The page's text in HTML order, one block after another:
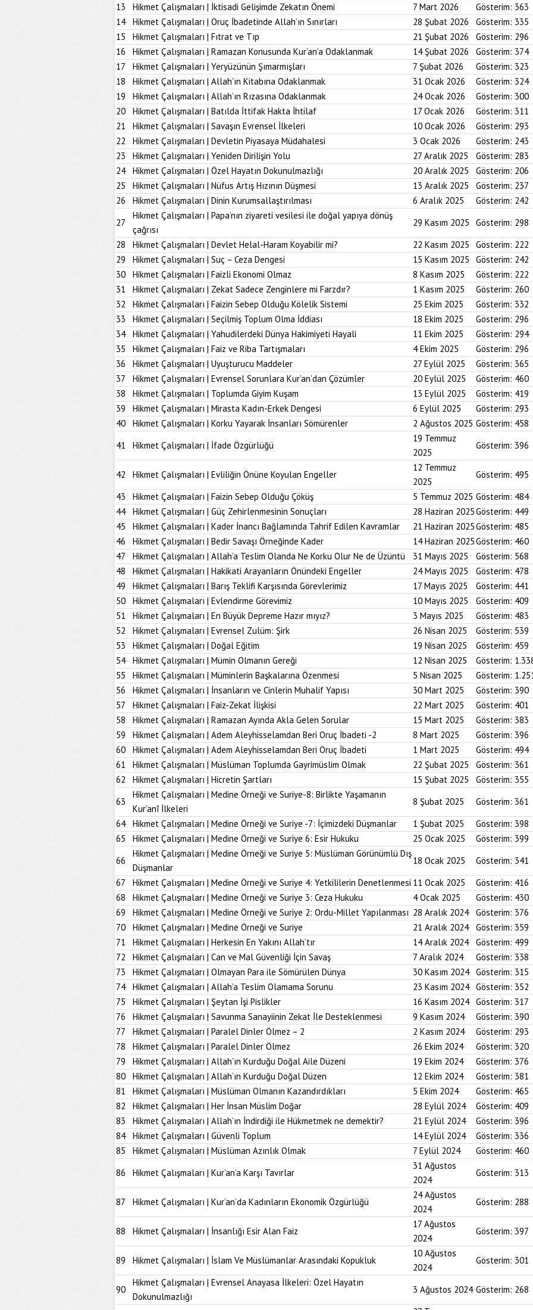
13
Hikmet Çalışmaları | İktisadi Gelişimde Zekatın Önemi 7 Mart 2026 Gösterim: 363
14
Hikmet Çalışmaları | Oruç İbadetinde Allah’ın Sınırları 28 Şubat 2026 Gösterim: 335
15
Hikmet Çalışmaları | Fıtrat ve Tıp 21 Şubat 2026 Gösterim: 296
16
Hikmet Çalışmaları | Ramazan Konusunda Kur’an’a Odaklanmak 14 Şubat 2026 Gösterim: 374
17
Hikmet Çalışmaları | Yeryüzünün Şımarmışları 7 Şubat 2026 Gösterim: 323
18
Hikmet Çalışmaları | Allah’ın Kitabına Odaklanmak 31 Ocak 2026 Gösterim: 324
19
Hikmet Çalışmaları | Allah’ın Rızasına Odaklanmak 24 Ocak 2026 Gösterim: 300
20
Hikmet Çalışmaları | Batılda İttifak Hakta İhtilaf 17 Ocak 2026 Gösterim: 311
21
Hikmet Çalışmaları | Savaşın Evrensel İlkeleri 10 Ocak 2026 Gösterim: 293
22
Hikmet Çalışmaları | Devletin Piyasaya Müdahalesi 3 Ocak 2026 Gösterim: 243
23
Hikmet Çalışmaları | Yeniden Dirilişin Yolu 27 Aralık 2025 Gösterim: 283
24
Hikmet Çalışmaları | Özel Hayatın Dokunulmazlığı 20 Aralık 2025 Gösterim: 206
25
Hikmet Çalışmaları | Nüfus Artış Hızının Düşmesi 13 Aralık 2025 Gösterim: 237
26
Hikmet Çalışmaları | Dinin Kurumsallaştırılması 6 Aralık 2025 Gösterim: 242
27
Hikmet Çalışmaları | Papa’nın ziyareti vesilesi ile doğal yapıya dönüş
çağrısı
29 Kasım 2025 Gösterim: 298
28
Hikmet Çalışmaları | Devlet Helal-Haram Koyabilir mi? 22 Kasım 2025 Gösterim: 222
29
Hikmet Çalışmaları | Suç – Ceza Dengesi 15 Kasım 2025 Gösterim: 242
30
Hikmet Çalışmaları | Faizli Ekonomi Olmaz 8 Kasım 2025 Gösterim: 222
31
Hikmet Çalışmaları | Zekat Sadece Zenginlere mi Farzdır? 1 Kasım 2025 Gösterim: 260
32
Hikmet Çalışmaları | Faizin Sebep Olduğu Kölelik Sistemi 25 Ekim 2025 Gösterim: 332
33
Hikmet Çalışmaları | Seçilmiş Toplum Olma İddiası 18 Ekim 2025 Gösterim: 296
34
Hikmet Çalışmaları | Yahudilerdeki Dünya Hakimiyeti Hayali 11 Ekim 2025 Gösterim: 294
35
Hikmet Çalışmaları | Faiz ve Riba Tartışmaları 4 Ekim 2025 Gösterim: 296
36
Hikmet Çalışmaları | Uyuşturucu Maddeler 27 Eylül 2025 Gösterim: 365
37
Hikmet Çalışmaları | Evrensel Sorunlara Kur’an’dan Çözümler 20 Eylül 2025 Gösterim: 460
38
Hikmet Çalışmaları | Toplumda Giyim Kuşam 13 Eylül 2025 Gösterim: 419
39
Hikmet Çalışmaları | Mirasta Kadın-Erkek Dengesi 6 Eylül 2025 Gösterim: 293
40
Hikmet Çalışmaları | Korku Yayarak İnsanları Sömürenler 2 Ağustos 2025 Gösterim: 458
41
Hikmet Çalışmaları | İfade Özgürlüğü
19 Temmuz
2025
Gösterim: 396
42 Hikmet Çalışmaları | Evliliğin Önüne Koyulan Engeller
12 Temmuz
2025
Gösterim: 495
43
Hikmet Çalışmaları | Faizin Sebep Olduğu Çöküş 5 Temmuz 2025 Gösterim: 484
44
Hikmet Çalışmaları | Güç Zehirlenmesinin Sonuçları 28 Haziran 2025Gösterim: 449
45
Hikmet Çalışmaları | Kader İnancı Bağlamında Tahrif Edilen Kavramlar 21 Haziran 2025Gösterim: 485
46
Hikmet Çalışmaları | Bedir Savaşı Örneğinde Kader 14 Haziran 2025Gösterim: 460
47
Hikmet Çalışmaları | Allah’a Teslim Olanda Ne Korku Olur Ne de Üzüntü 31 Mayıs 2025 Gösterim: 568
48
Hikmet Çalışmaları | Hakikati Arayanların Önündeki Engeller 24 Mayıs 2025 Gösterim: 478
49
Hikmet Çalışmaları | Barış Teklifi Karşısında Görevlerimiz 17 Mayıs 2025 Gösterim: 441
50
Hikmet Çalışmaları | Evlendirme Görevimiz 10 Mayıs 2025 Gösterim: 409
51
Hikmet Çalışmaları | En Büyük Depreme Hazır mıyız? 3 Mayıs 2025 Gösterim: 483
52
Hikmet Çalışmaları | Evrensel Zulüm: Şirk 26 Nisan 2025 Gösterim: 539
53
Hikmet Çalışmaları | Doğal Eğitim 19 Nisan 2025 Gösterim: 459
54
Hikmet Çalışmaları | Mümin Olmanın Gereği 12 Nisan 2025 Gösterim:
55
Hikmet Çalışmaları | Müminlerin Başkalarına Özenmesi 5 Nisan 2025 Gösterim:
56
Hikmet Çalışmaları | İnsanların ve Cinlerin Muhalif Yapısı 30 Mart 2025 Gösterim: 390
57
Hikmet Çalışmaları | Faiz-Zekat İlişkisi 22 Mart 2025 Gösterim: 401
58
Hikmet Çalışmaları | Ramazan Ayında Akla Gelen Sorular 15 Mart 2025 Gösterim: 383
59
Hikmet Çalışmaları | Adem Aleyhisselamdan Beri Oruç İbadeti -2 8 Mart 2025 Gösterim: 396
60
Hikmet Çalışmaları | Adem Aleyhisselamdan Beri Oruç İbadeti 1 Mart 2025 Gösterim: 494
61
Hikmet Çalışmaları | Müslüman Toplumda Gayrimüslim Olmak 22 Şubat 2025 Gösterim: 361
62
Hikmet Çalışmaları | Hicretin Şartları 15 Şubat 2025 Gösterim: 355
63
Hikmet Çalışmaları | Medine Örneği ve Suriye-8: Birlikte Yaşamanın
Kur’anî İlkeleri
8 Şubat 2025 Gösterim: 361
64
Hikmet Çalışmaları | Medine Örneği ve Suriye -7: İçimizdeki Düşmanlar 1 Şubat 2025 Gösterim: 398
65
Hikmet Çalışmaları | Medine Örneği ve Suriye 6: Esir Hukuku 25 Ocak 2025 Gösterim: 399
66
Hikmet Çalışmaları | Medine Örneği ve Suriye 5: Müslüman Görünümlü Dış
Düşmanlar
18 Ocak 2025 Gösterim: 341
67
Hikmet Çalışmaları | Medine Örneği ve Suriye 4: Yetkililerin Denetlenmesi 11 Ocak 2025 Gösterim: 416
68
Hikmet Çalışmaları | Medine Örneği ve Suriye 3: Ceza Hukuku 4 Ocak 2025 Gösterim: 430
69
Hikmet Çalışmaları | Medine Örneği ve Suriye 2: Ordu-Millet Yapılanması 28 Aralık 2024 Gösterim: 376
70
Hikmet Çalışmaları | Medine Örneği ve Suriye 21 Aralık 2024 Gösterim: 359
71
Hikmet Çalışmaları | Herkesin En Yakını Allah’tır 14 Aralık 2024 Gösterim: 499
72
Hikmet Çalışmaları | Can ve Mal Güvenliği İçin Savaş 7 Aralık 2024 Gösterim: 338
73
Hikmet Çalışmaları | Olmayan Para ile Sömürülen Dünya 30 Kasım 2024 Gösterim: 315
74
Hikmet Çalışmaları | Allah’a Teslim Olamama Sorunu 23 Kasım 2024 Gösterim: 352
75
Hikmet Çalışmaları | Şeytan İşi Pislikler 16 Kasım 2024 Gösterim: 317
76
Hikmet Çalışmaları | Savunma Sanayiinin Zekat İle Desteklenmesi 9 Kasım 2024 Gösterim: 390
77
Hikmet Çalışmaları | Paralel Dinler Ölmez – 2 2 Kasım 2024 Gösterim: 293
78
Hikmet Çalışmaları | Paralel Dinler Ölmez 26 Ekim 2024 Gösterim: 320
79
Hikmet Çalışmaları | Allah’ın Kurduğu Doğal Aile Düzeni 19 Ekim 2024 Gösterim: 376
80
Hikmet Çalışmaları | Allah’ın Kurduğu Doğal Düzen 12 Ekim 2024 Gösterim: 381
81
Hikmet Çalışmaları | Müslüman Olmanın Kazandırdıkları 5 Ekim 2024 Gösterim: 465
82
Hikmet Çalışmaları | Her İnsan Müslim Doğar 28 Eylül 2024 Gösterim: 409
83
Hikmet Çalışmaları | Allah’ın İndirdiği ile Hükmetmek ne demektir? 21 Eylül 2024 Gösterim: 396
84
Hikmet Çalışmaları | Güvenli Toplum 14 Eylül 2024 Gösterim: 336
85
Hikmet Çalışmaları | Müslüman Azınlık Olmak 7 Eylül 2024 Gösterim: 460
86
Hikmet Çalışmaları | Kur’an’a Karşı Tavırlar
31 Ağustos
2024
Gösterim: 313
87 Hikmet Çalışmaları | Kur’an’da Kadınların Ekonomik Özgürlüğü
24 Ağustos
2024
Gösterim: 288
88 Hikmet Çalışmaları | İnsanlığı Esir Alan Faiz
17 Ağustos
2024
Gösterim: 397
89 Hikmet Çalışmaları | İslam Ve Müslümanlar Arasındaki Kopukluk
10 Ağustos
2024
Gösterim: 301
90
Hikmet Çalışmaları | Evrensel Anayasa İlkeleri: Özel Hayatın
Dokunulmazlığı
3 Ağustos 2024 Gösterim: 268